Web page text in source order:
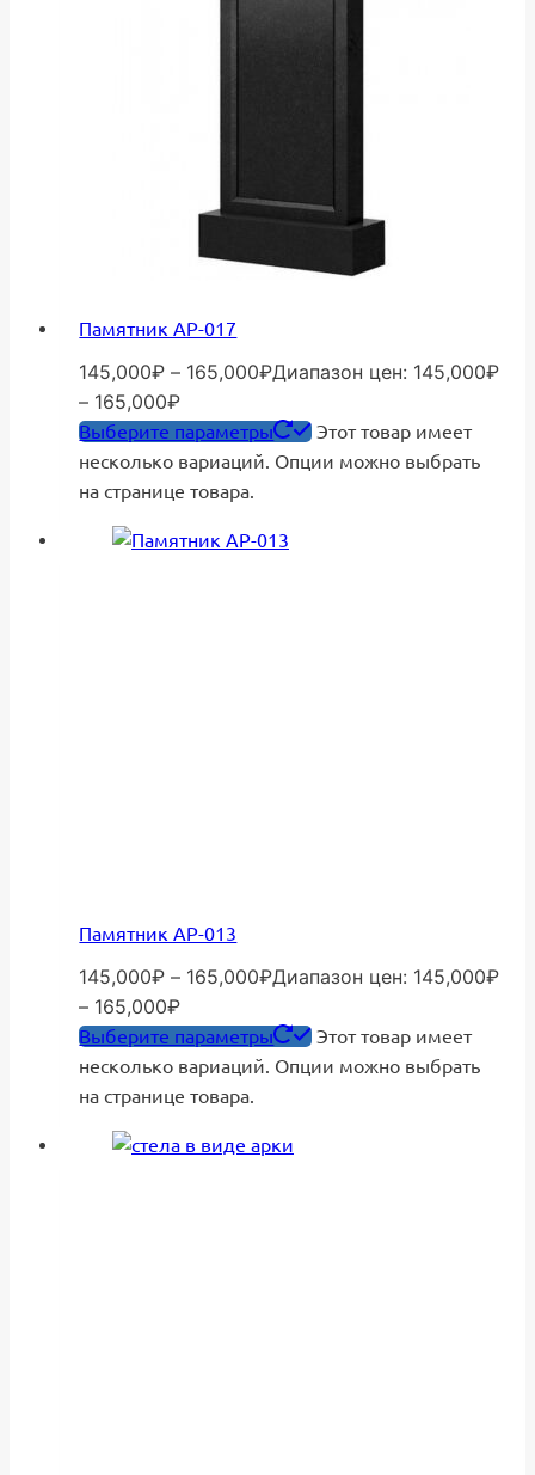
Памятник АР-017
145,000₽ – 165,000₽Диапазон цен: 145,000₽
– 165,000₽
Выберите параметры
Этот товар имеет
несколько вариаций. Опции можно выбрать
на странице товара.
Памятник АР-013
145,000₽ – 165,000₽Диапазон цен: 145,000₽
– 165,000₽
Выберите параметры
Этот товар имеет
несколько вариаций. Опции можно выбрать
на странице товара.